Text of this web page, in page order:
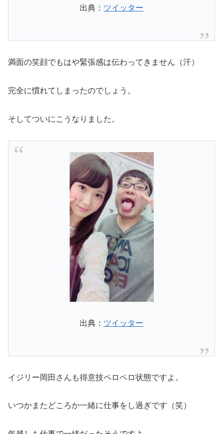
出典： ツイッター
満面の笑顔でもはや緊張感は伝わってきません（汗）
完全に慣れてしまったのでしょう。
そしてついにこうなりました。
出典： ツイッター
イジリー岡田さんも得意技ペロペロ状態ですよ。
いつかまたどころか一緒に仕事をし過ぎです（笑）